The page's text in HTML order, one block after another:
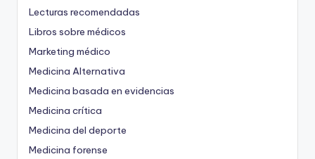
Lecturas recomendadas
Libros sobre médicos
Marketing médico
Medicina Alternativa
Medicina basada en evidencias
Medicina crítica
Medicina del deporte
Medicina forense